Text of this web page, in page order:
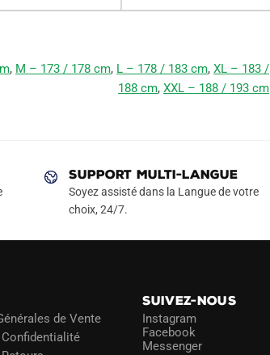
, M – 173 / 178 cm, L – 178 / 183 cm, XL – 183 /
188 cm, XXL – 188 / 193 cm
SUPPORT MULTI-LANGUE
Soyez assisté dans la Langue de votre
choix, 24/7.
de Vente
SUIVEZ-NOUS
Instagram
Facebook
Messenger